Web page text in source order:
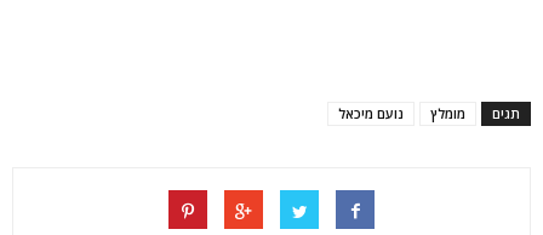
תגים מומלץ נועם מיכאל